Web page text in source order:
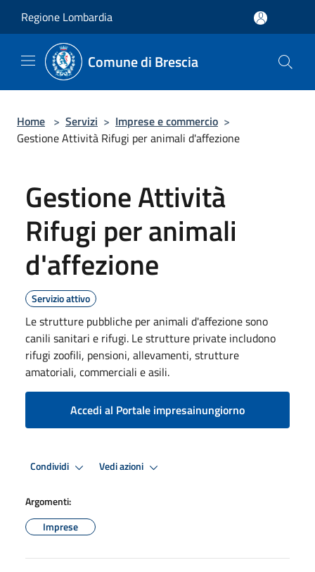
Regione Lombardia
Comune di Brescia
Home > Servizi > Imprese e commercio >
Gestione Attività Rifugi per animali d'affezione
Gestione Attività
Rifugi per animali
d'affezione
Servizio attivo
Le strutture pubbliche per animali d'affezione sono
canili sanitari e rifugi. Le strutture private includono
rifugi zoofili, pensioni, allevamenti, strutture
amatoriali, commerciali e asili.
Accedi al Portale impresainungiorno
Condividi Vedi azioni
Argomenti:
Imprese